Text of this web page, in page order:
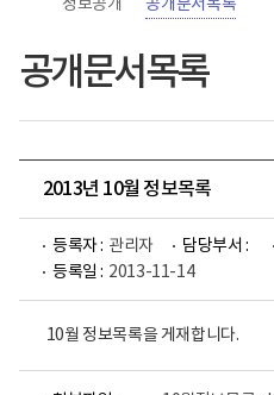
정보공개 공개문서목록
공개문서목록
2013년 10월 정보목록
등록자 : 관리자 담당부서 :
등록일 : 2013-11-14
10월 정보목록을 게재합니다.